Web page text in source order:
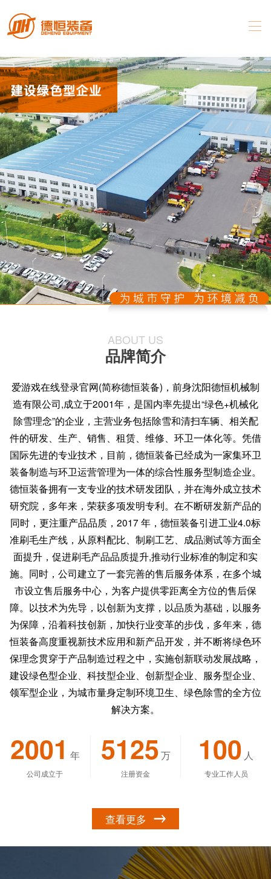
ABOUT US
品牌简介
爱游戏在线登录官网(简称德恒装备)，前身沈阳德恒机械制
造有限公司,成立于2001年，是国内率先提出“绿色+机械化
除雪理念”的企业，主营业务包括除雪和清扫车辆、相关配
件的研发、生产、销售、租赁、维修、环卫一体化等。凭借
国际先进的专业技术，目前，德恒装备已经成为一家集环卫
装备制造与环卫运营管理为一体的综合性服务型制造企业。
德恒装备拥有一支专业的技术研发团队，并在海外成立技术
研究院，多年来，荣获多项发明专利。在不断研发新产品的
同时，更注重产品品质，2017 年，德恒装备引进工业4.0标
准刷毛生产线，从原料配比、制刷工艺、成品测试等方面全
面提升，促进刷毛产品品质提升,推动行业标准的制定和实
施。同时，公司建立了一套完善的售后服务体系，在多个城
市设立售后服务中心，为客户提供零距离全方位的售后保
障。以技术为先导，以创新为支撑，以品质为基础，以服务
为保障，沿着科技创新，加快行业变革的步伐，多年来，德
恒装备高度重视新技术应用和新产品开发，并不断将绿色环
保理念贯穿于产品制造过程之中，实施创新联动发展战略，
建设绿色型企业、科技型企业、创新型企业、服务型企业、
领军型企业，为城市量身定制环境卫生、绿色除雪的全方位
解决方案。
2001 年
公司成立于
5125万
注册资金
100 人
专业工作人员
查看更多